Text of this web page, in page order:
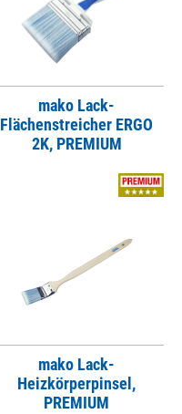
mako Lack-
Flächenstreicher ERGO
2K, PREMIUM
mako Lack-
Heizkörperpinsel,
PREMIUM